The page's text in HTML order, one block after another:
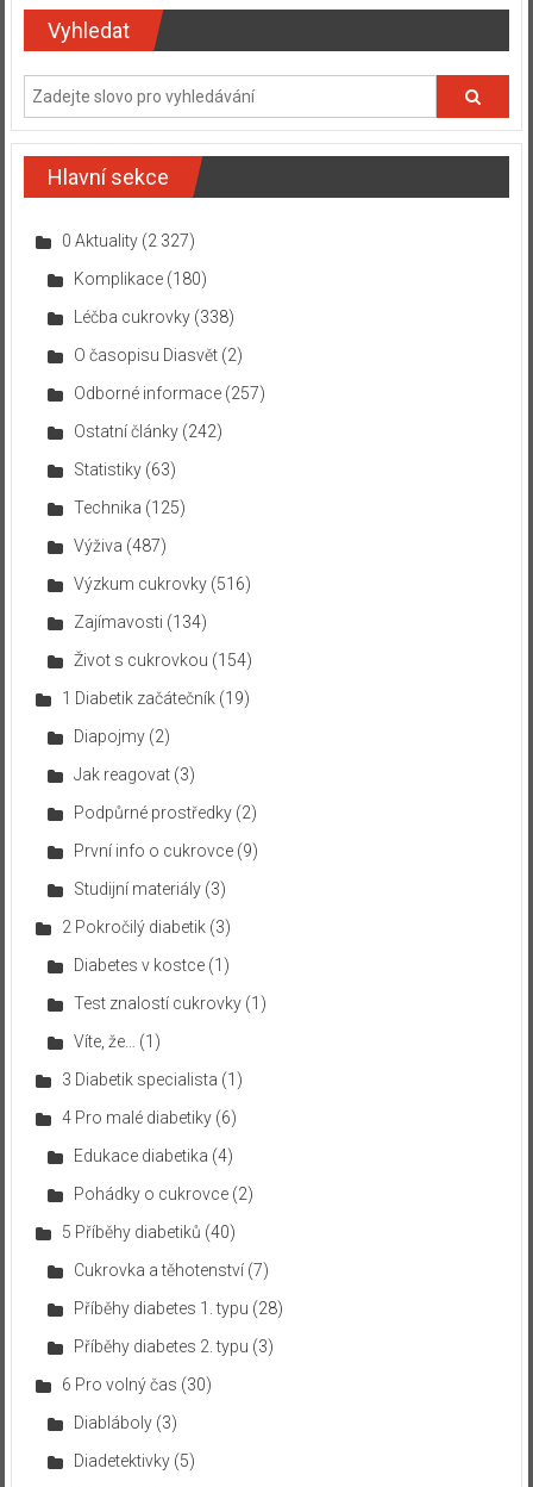
Vyhledat
Hlavní sekce
0 Aktuality(2 327)
Komplikace(180)
Léčba cukrovky(338)
O časopisu Diasvět(2)
Odborné informace(257)
Ostatní články(242)
Statistiky(63)
Technika (125)
Výživa (487)
Výzkum cukrovky(516)
Zajímavosti (134)
Život s cukrovkou (154)
1 Diabetik začátečník(19)
Diapojmy(2)
Jak reagovat(3)
Podpůrné prostředky(2)
První info o cukrovce(9)
Studijní materiály(3)
2 Pokročilý diabetik(3)
Diabetes v kostce(1)
Test znalostí cukrovky(1)
Víte, že…
(1)
3 Diabetik specialista (1)
4 Pro malé diabetiky(6)
Edukace diabetika (4)
Pohádky o cukrovce(2)
5 Příběhy diabetiků (40)
Cukrovka a těhotenství(7)
Příběhy diabetes 1. typu (28)
Příběhy diabetes 2. typu (3)
6 Pro volný čas (30)
Diabláboly(3)
Diadetektivky(5)